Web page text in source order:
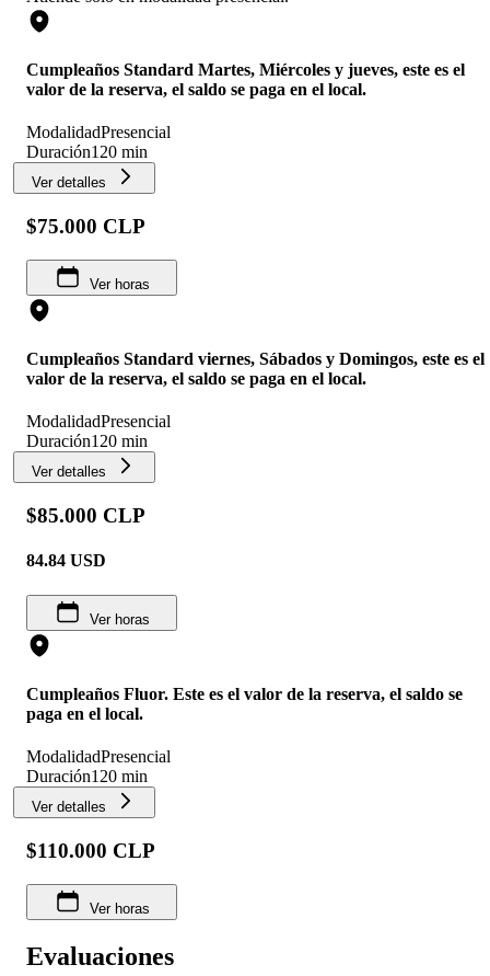
Cumpleaños Standard Martes, Miércoles y jueves, este es el
valor de la reserva, el saldo se paga en el local.
ModalidadPresencial
Duración120 min
Ver detalles
$75.000 CLP
Ver horas
Cumpleaños Standard viernes, Sábados y Domingos, este es el
valor de la reserva, el saldo se paga en el local.
ModalidadPresencial
Duración120 min
Ver detalles
$85.000 CLP
84.84 USD
Ver horas
Cumpleaños Fluor. Este es el valor de la reserva, el saldo se
paga en el local.
ModalidadPresencial
Duración120 min
Ver detalles
$110.000 CLP
Ver horas
Evaluaciones